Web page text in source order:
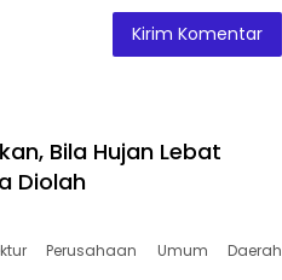
Bila Hujan Lebat
Diolah
Perusahaan Umum Daerah